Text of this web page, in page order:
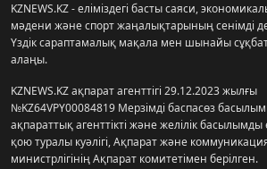
KZNEWS.KZ - еліміздегі басты саяси,
мәдени және спорт жаңалықтарының сенімді
Үздік сараптамалық мақала мен шынайы
алаңы.
KZNEWS.KZ ақпарат агенттігі 29.12.2023 жылғы
№KZ64VPY00084819 Мерзімді баспасөз
ақпараттық агенттікті және желілік басылымды
қою туралы куәлігі, Ақпарат және
министрлігінің Ақпарат комитетімен берілген.